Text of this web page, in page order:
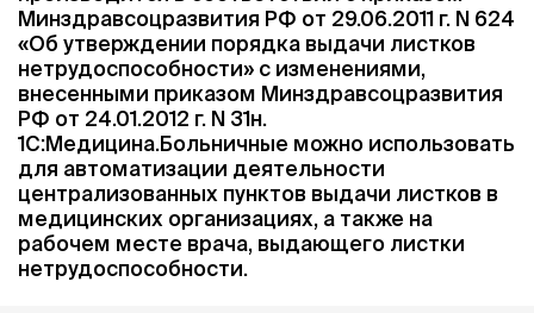
Минздравсоцразвития РФ от 29.06.2011 г. N 624
«Об утверждении порядка выдачи листков
нетрудоспособности» с изменениями,
внесенными приказом Минздравсоцразвития
РФ от 24.01.2012 г. N 31н.
1С:Медицина.Больничные можно использовать
для автоматизации деятельности
централизованных пунктов выдачи листков в
медицинских организациях, а также на
рабочем месте врача, выдающего листки
нетрудоспособности.